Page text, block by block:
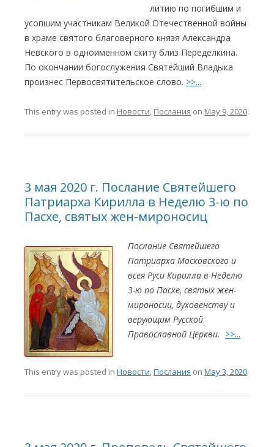
литию по погибшим и
усопшим участникам Великой Отечественной войны
в храме святого благоверного князя Александра
Невского в одноименном скиту близ Переделкина.
По окончании богослужения Святейший Владыка
произнес Первосвятительское слово. >>...
This entry was posted in Новости, Послания on May 9, 2020.
3 мая 2020 г. Послание Святейшего
Патриарха Кирилла в Неделю 3-ю по
Пасхе, святых жен-мироносиц
Послание Святейшего
Патриарха Московского и
всея Руси Кирилла в Неделю
3-ю по Пасхе, святых жен-
мироносиц, духовенству и
верующим Русской
Православной Церкви. >>...
This entry was posted in Новости,Послания on May 3, 2020.